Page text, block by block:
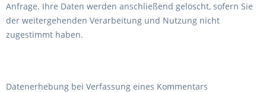
Anfrage. Ihre Daten werden anschließend gelöscht, sofern Sie
der weitergehenden Verarbeitung und Nutzung nicht
zugestimmt haben.
Datenerhebung bei Verfassung eines Kommentars